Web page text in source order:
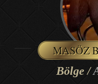
MASÖZ
Bölge /